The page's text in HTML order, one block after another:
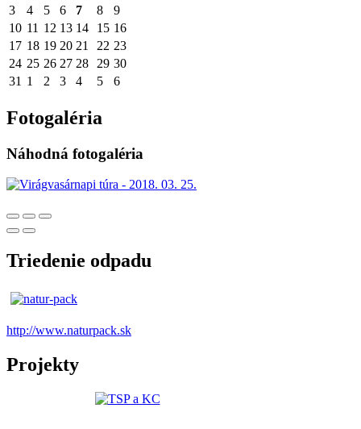
3
4 5 6 7 8
9
10 11 12 13 14 15 16
17 18 19 20 21 22 23
24 25 26 27 28 29 30
31 1 2 3 4 5 6
Fotogaléria
Náhodná fotogaléria
Triedenie odpadu
http://www.naturpack.sk
Projekty